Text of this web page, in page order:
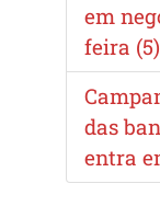
em
feira (5)
das
entra